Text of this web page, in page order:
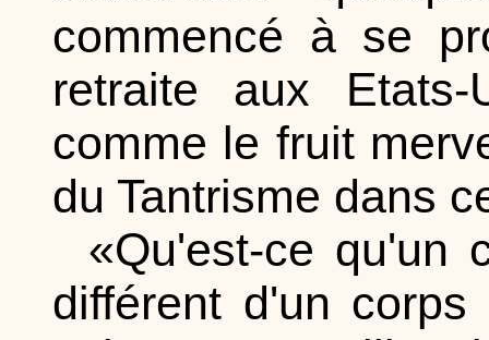
commencé à se
retraite aux
comme le fruit
du Tantrisme dans
«Qu'est-ce qu'un
différent d'un